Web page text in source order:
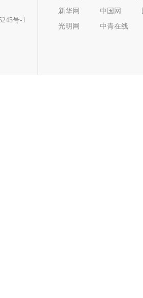
号-1
新华网
中国网
光明网
中青在线